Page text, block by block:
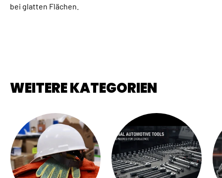
bei glatten Flächen.
WEITERE KATEGORIEN